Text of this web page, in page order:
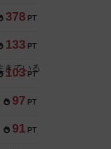
378 PT
133 PT
103 PT
97 PT
91 PT